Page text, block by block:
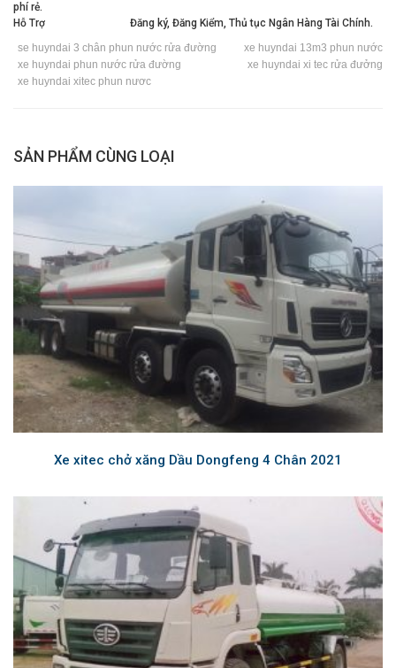
phí rẻ.
Hỗ Trợ Đăng ký, Đăng Kiểm, Thủ tục Ngân Hàng Tài Chính.
se huyndai 3 chân phun nước rửa đường
xe huyndai 13m3 phun nước
xe huyndai phun nước rửa đường
xe huyndai xi tec rửa đưởng
xe huyndai xitec phun nươc
SẢN PHẨM CÙNG LOẠI
Xe xitec chở xăng Dầu Dongfeng 4 Chân 2021